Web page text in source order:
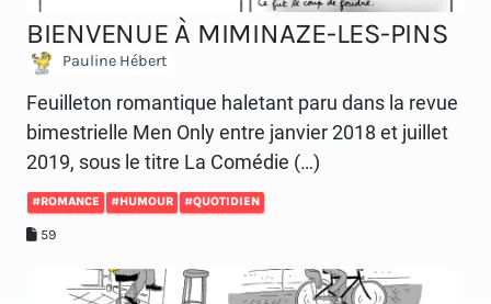
BIENVENUE À MIMINAZE-LES-PINS
Pauline Hébert
Feuilleton romantique haletant paru dans la revue
bimestrielle Men Only entre janvier 2018 et juillet
2019, sous le titre La Comédie (…)
#ROMANCE #HUMOUR #QUOTIDIEN
59